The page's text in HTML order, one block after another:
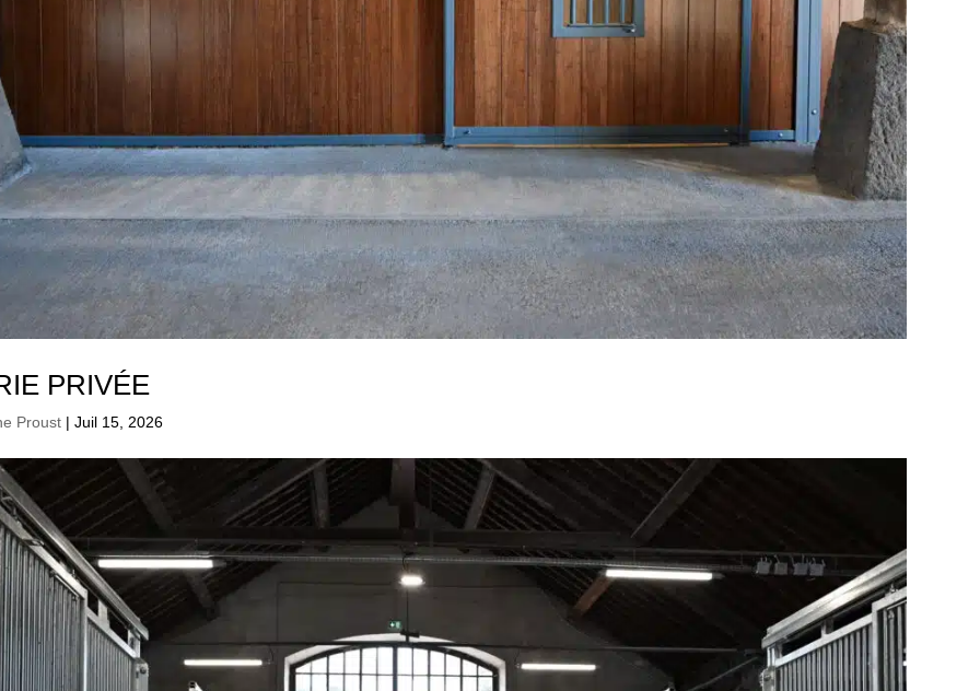
PRIVÉE
Proust |Juil 15, 2026